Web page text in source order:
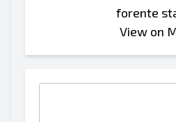
forente
View on